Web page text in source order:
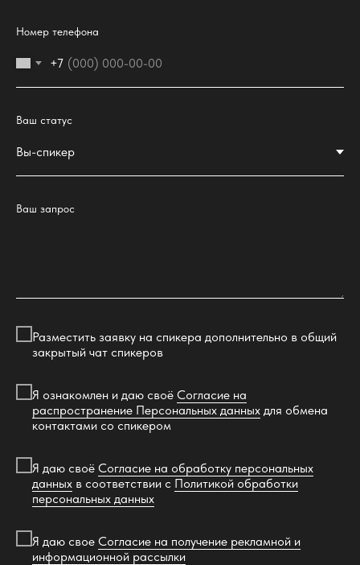
Номер телефона
+7
Ваш статус
Ваш запрос
Разместить заявку на спикера дополнительно в общий
закрытый чат спикеров
Я ознакомлен и даю своё Согласие на
распространение Персональных данных для обмена
контактами со спикером
Я даю своё Согласие на обработку персональных
данных в соответствии с Политикой обработки
персональных данных
Я даю свое Согласие на получение рекламной и
информационной рассылки